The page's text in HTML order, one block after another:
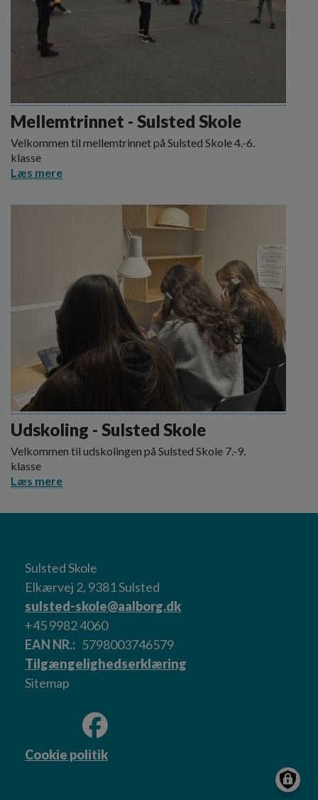
Mellemtrinnet - Sulsted Skole
Velkommen til mellemtrinnet på Sulsted Skole 4.-6.
klasse
Læs mere
Udskoling - Sulsted Skole
Velkommen til udskolingen på Sulsted Skole 7.-9.
klasse
Læs mere
Sulsted Skole
Elkærvej 2, 9381 Sulsted
sulsted-skole@aalborg.dk
+45 9982 4060
EAN NR.
5798003746579
Tilgængelighedserklæring
Sitemap
Cookie politik